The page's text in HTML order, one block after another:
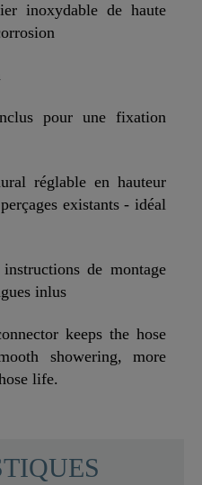
inoxydable de haute
pour une fixation
réglable en hauteur
existants - idéal
de montage
inlus
keeps the hose
showering, more
life.